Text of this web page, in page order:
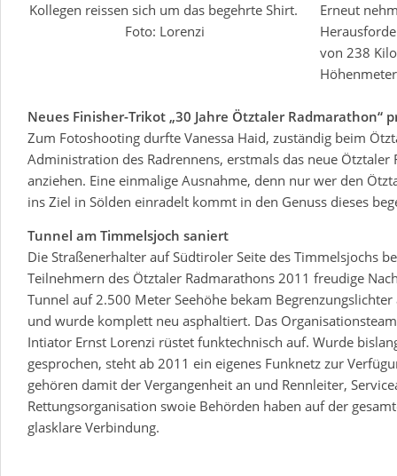
Kollegen reissen sich um das begehrte Shirt.
Foto: Lorenzi
Erneut
von 238
Neues Finisher-Trikot „30 Jahre Ötztaler Radmarathon“
Zum Fotoshooting durfte Vanessa Haid, zuständig beim
Administration des Radrennens, erstmals das neue Ötztaler
anziehen. Eine einmalige Ausnahme, denn nur wer den
ins Ziel in Sölden einradelt kommt in den Genuss dieses
Tunnel am Timmelsjoch saniert
Die Straßenerhalter auf Südtiroler Seite des Timmelsjochs
Teilnehmern des Ötztaler Radmarathons 2011 freudige
Tunnel auf 2.500 Meter Seehöhe bekam
und wurde komplett neu asphaltiert. Das
Intiator Ernst Lorenzi rüstet funktechnisch auf. Wurde
gesprochen, steht ab 2011 ein eigenes Funknetz zur
gehören damit der Vergangenheit an und Rennleiter,
Rettungsorganisation swoie Behörden haben auf der
glasklare Verbindung.